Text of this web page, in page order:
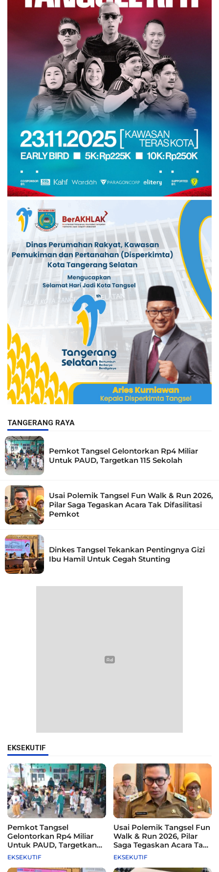
TANGERANG RAYA
Pemkot Tangsel Gelontorkan Rp4 Miliar
Untuk PAUD, Targetkan 115 Sekolah
Usai Polemik Tangsel Fun Walk & Run 2026,
Pilar Saga Tegaskan Acara Tak Difasilitasi
Pemkot
Dinkes Tangsel Tekankan Pentingnya Gizi
Ibu Hamil Untuk Cegah Stunting
EKSEKUTIF
Pemkot Tangsel
Gelontorkan Rp4 Miliar
Untuk PAUD, Targetkan
115 Sekolah
EKSEKUTIF
Usai Polemik Tangsel Fun
Walk & Run 2026, Pilar
Saga Tegaskan Acara Tak
Difasilitasi Pemkot
EKSEKUTIF